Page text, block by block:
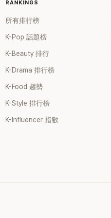
RANKINGS
所有排行榜
K-Pop 話題榜
K-Beauty 排行
K-Drama 排行榜
K-Food 趨勢
K-Style 排行榜
K-Influencer 指數